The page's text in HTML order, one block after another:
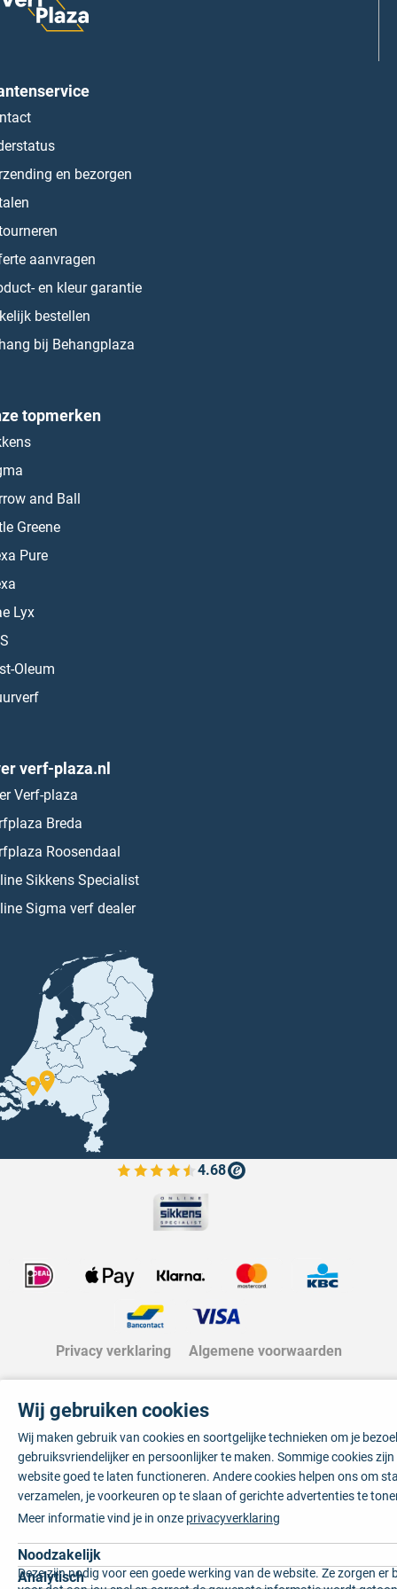
en bezorgen
aanvragen
en kleur garantie
bestellen
bij Behangplaza
topmerken
and Ball
Greene
Pure
Lyx
Oleum
verf-plaza.nl
Verf-plaza
Breda
Roosendaal
Sikkens Specialist
Sigma verf dealer
4.68
Bekijk de verfplaza beoordelingen
Privacy verklaring Algemene voorwaarden
Wij gebruiken cookies
Wij maken gebruik van cookies en soortgelijke technieken om je
gebruiksvriendelijker en persoonlijker te maken. Sommige cookies
website goed te laten functioneren. Andere cookies helpen ons om
verzamelen, je voorkeuren op te slaan of gerichte advertenties te
Meer informatie vind je in onze privacyverklaring
Noodzakelijk
Deze zijn nodig voor een goede werking van de website. Ze zorgen er
Analytisch